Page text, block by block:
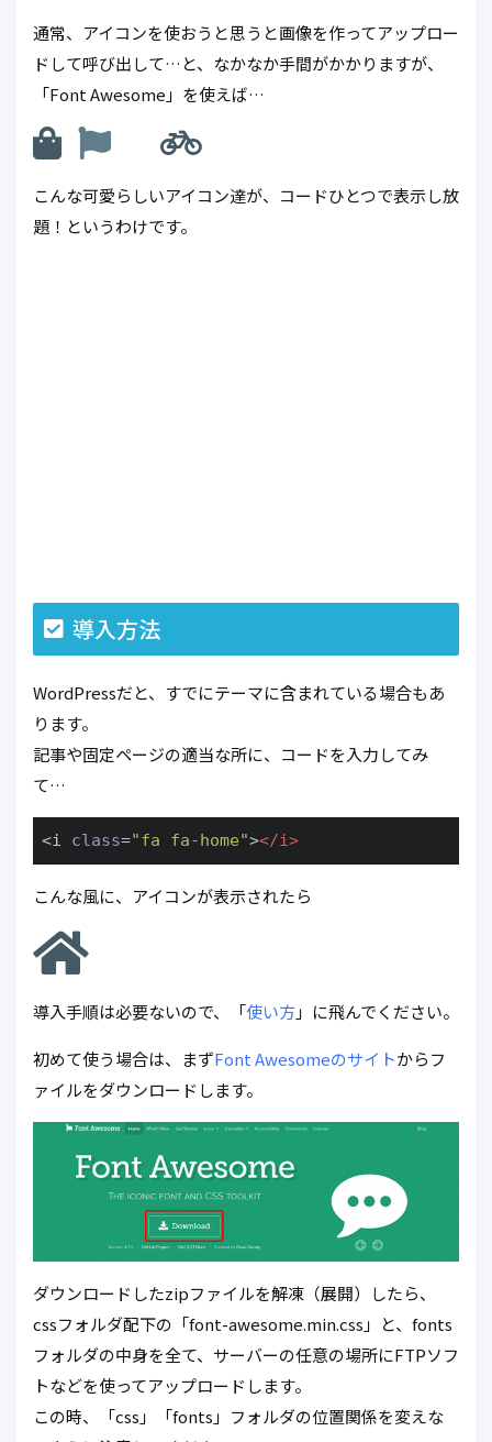
通常、アイコンを使おうと思うと画像を作ってアップロー
ドして呼び出して…と、なかなか手間がかかりますが、
「Font Awesome」を使えば…
こんな可愛らしいアイコン達が、コードひとつで表示し放
題！というわけです。
導入方法
WordPressだと、すでにテーマに含まれている場合もあ
ります。
記事や固定ページの適当な所に、コードを入力してみ
て…
<i class="fa fa-home"></i>
こんな風に、アイコンが表示されたら
導入手順は必要ないので、「使い方」に飛んでください。
初めて使う場合は、まずFont Awesomeのサイトからフ
ァイルをダウンロードします。
ダウンロードしたzipファイルを解凍（展開）したら、
cssフォルダ配下の「font-awesome.min.css」と、fonts
フォルダの中身を全て、サーバーの任意の場所にFTPソフ
トなどを使ってアップロードします。
この時、「css」「fonts」フォルダの位置関係を変えな